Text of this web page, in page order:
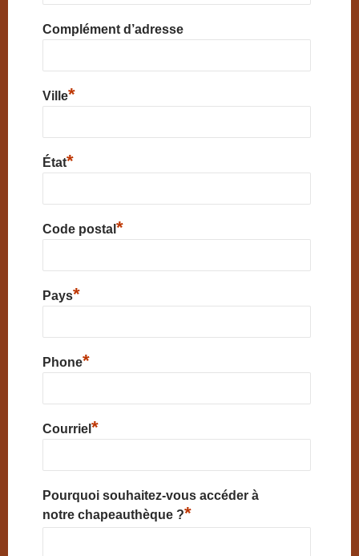
Complément d’adresse
Ville*
État*
Code postal *
Pays*
Phone*
Courriel *
Pourquoi souhaitez-vous accéder à
notre chapeauthèque ?*